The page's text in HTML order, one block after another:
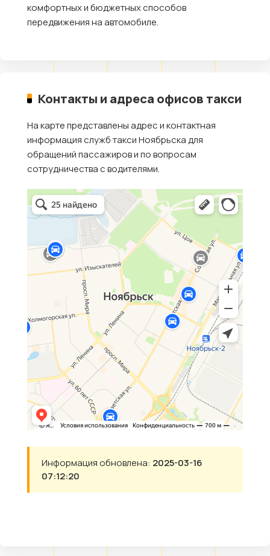
комфортных и бюджетных способов
передвижения на автомобиле.
Контакты и адреса офисов такси
На карте представлены адрес и контактная
информация служб такси Ноябрьска для
обращений пассажиров и по вопросам
сотрудничества с водителями.
Информация обновлена: 2025-03-16
07:12:20